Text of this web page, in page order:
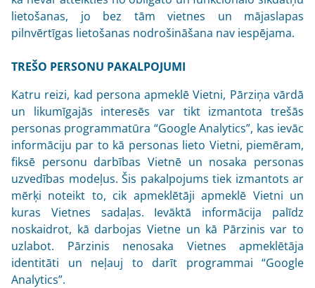
lietošanas, jo bez tām vietnes un mājaslapas
pilnvērtīgas lietošanas nodrošināšana nav iespējama.
TREŠO PERSONU PAKALPOJUMI
Katru reizi, kad persona apmeklē Vietni, Pārziņa vārdā
un likumīgajās interesēs var tikt izmantota trešās
personas programmatūra “Google Analytics”, kas ievāc
informāciju par to kā personas lieto Vietni, piemēram,
fiksē personu darbības Vietnē un nosaka personas
uzvedības modeļus. Šis pakalpojums tiek izmantots ar
mērķi noteikt to, cik apmeklētāji apmeklē Vietni un
kuras Vietnes sadaļas. Ievāktā informācija palīdz
noskaidrot, kā darbojas Vietne un kā Pārzinis var to
uzlabot. Pārzinis nenosaka Vietnes apmeklētāja
identitāti un neļauj to darīt programmai “Google
Analytics”.